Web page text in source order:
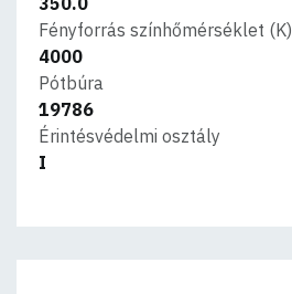
Fényforrás színhőmérséklet (K)
4000
Pótbúra
19786
Érintésvédelmi osztály
I